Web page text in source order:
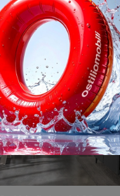
piacerti anche